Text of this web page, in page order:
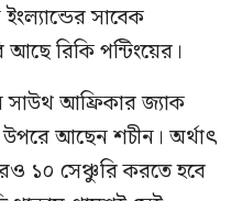
সাবেক
রিকি পন্টিংয়ের।
সাউথ আফ্রিকার জ্যাক
আছেন শচীন। অর্থাৎ
১০ সেঞ্চুরি করতে হবে